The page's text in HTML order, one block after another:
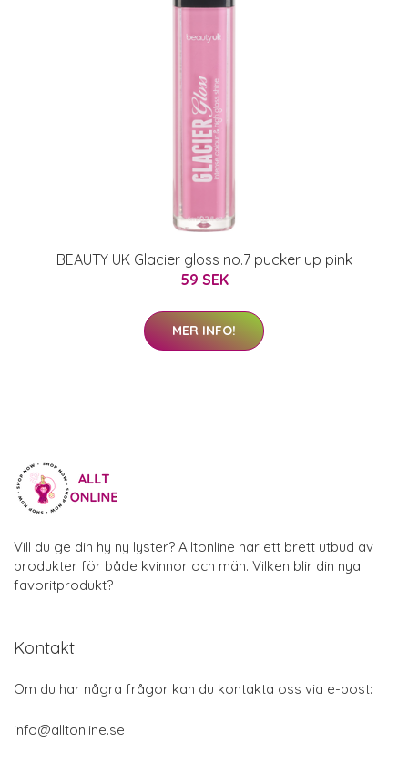
BEAUTY UK Glacier gloss no.7 pucker up pink
59 SEK
MER INFO!
Vill du ge din hy ny lyster? Alltonline har ett brett utbud av
produkter för både kvinnor och män. Vilken blir din nya
favoritprodukt?
Kontakt
Om du har några frågor kan du kontakta oss via e-post:
info@alltonline.se